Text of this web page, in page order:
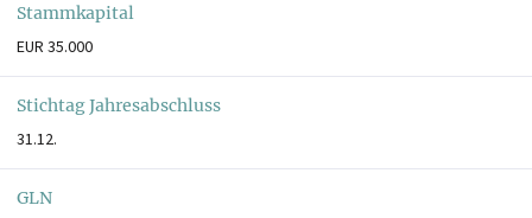
Stammkapital
EUR 35.000
Stichtag Jahresabschluss
31.12.
GLN